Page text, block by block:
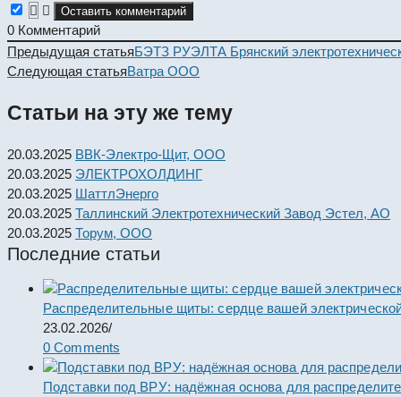
0 Комментарий
Read
more
Предыдущая статьяБЭТЗ РУЭЛТА Брянский
Следующая статьяВатра ООО
Статьи на эту же тему
20.03.2025 ВВК-Электро-Щит, ООО
20.03.2025 ЭЛЕКТРОХОЛДИНГ
20.03.2025 ШаттлЭнерго
20.03.2025 Таллинский Электротехнический Завод Эстел, АО
20.03.2025 Торум, ООО
Последние статьи
Распределительные щиты: сердце вашей
23.02.2026/
0 Comments
Подставки под ВРУ: надёжная основа для